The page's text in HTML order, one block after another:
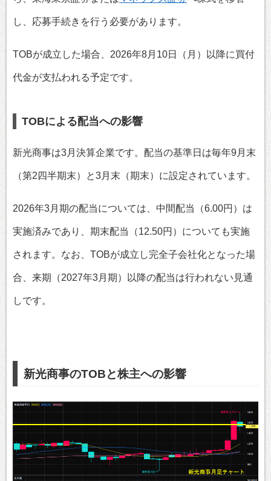
し、応募手続きを行う必要があります。
TOBが成立した場合、2026年8月10日（月）以降に買付
代金が支払われる予定です。
TOBによる配当への影響
新光商事は3月決算企業です。配当の基準日は毎年9月末
（第2四半期末）と3月末（期末）に設定されています。
2026年3月期の配当については、中間配当（6.00円）は
実施済みであり、期末配当（12.50円）についても実施
されます。なお、TOBが成立し完全子会社化となった場
合、来期（2027年3月期）以降の配当は行われない見通
しです。
新光商事のTOBと株主への影響